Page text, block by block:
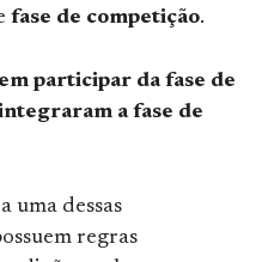
fase de competição.
participar da fase de
a fase de
uma dessas
regras